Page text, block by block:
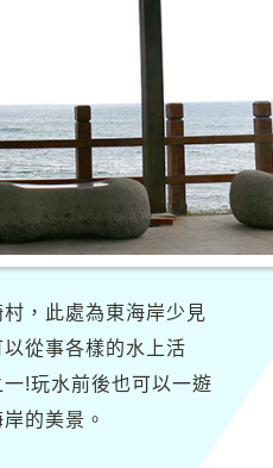
，此處為東海岸少見
從事各樣的水上活
!玩水前後也可以一遊
的美景。